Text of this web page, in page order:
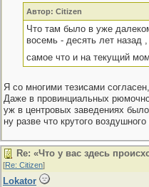
Автор: Citizen
Что там было в уже
восемь - десять лет
самое что и на текущий
Я со многими тезисами
Даже в провинциальных
уж в центровых заведениях
ну разве что крутого
Re: «Что у вас здесь
[Re: Citizen]
Lokator